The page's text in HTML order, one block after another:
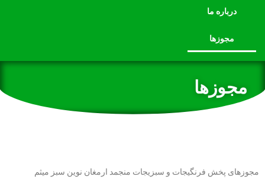
درباره ما
مجوزها
مجوزها
مجوزهای پخش فرنگیجات و سبزیجات منجمد ارمغان نوین سبز میثم